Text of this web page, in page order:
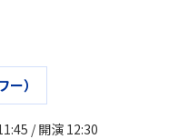
）
/ 開演 12:30